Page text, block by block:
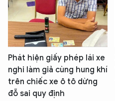
Phát hiện giấy phép lái xe
nghi làm giả cùng hung khí
trên chiếc xe ô tô dừng
đỗ sai quy định